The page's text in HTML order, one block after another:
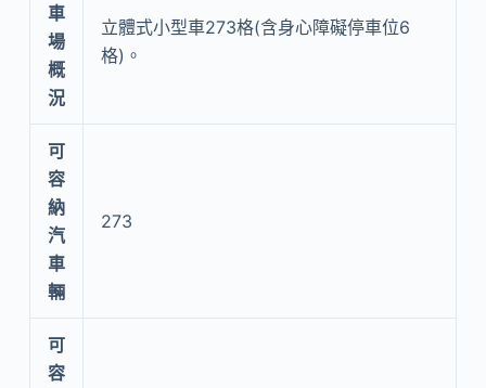
車
場
概
況
立體式小型車273格(含身心障礙停車位6
格)。
可
容
納
汽
車
輛
273
可
容